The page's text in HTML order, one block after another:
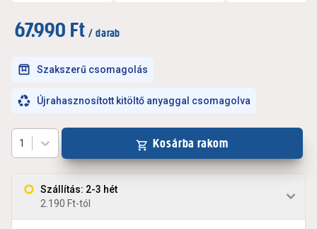
67.990 Ft / darab
Szakszerű csomagolás
Újrahasznosított kitöltő anyaggal csomagolva
Szállítás: 2-3 hét
2.190 Ft-tól
1 Kosárba rakom